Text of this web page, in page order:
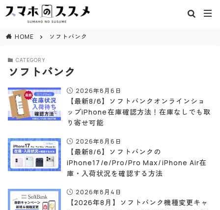
HOME ソフトバンク
CATEGORY
ソフトバンク
2026年8月6日
【最新8/6】ソフトバンクオンラインショ
ップiPhone在庫確認方法！在庫なしでも取
り寄せ可能
2026年8月6日
【最新8/6】ソフトバンクの
iPhone17/e/Pro/Pro Max/iPhone Air在
庫・入荷状況を確認する方法
2026年8月4日
【2026年8月】ソフトバンク機種変更キャ